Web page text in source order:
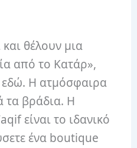
θέλουν μια
από το Κατάρ»,
εδώ. Η ατμόσφαιρα
τα βράδια. Η
είναι το ιδανικό
ένα boutique